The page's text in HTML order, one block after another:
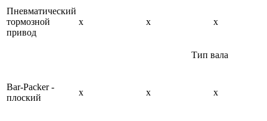
Пневматический
тормозной
привод
x x x
Тип вала
Bar-Packer -
плоский
x x x